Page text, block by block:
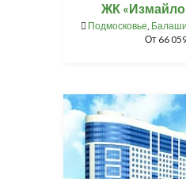
ЖК
Подмосковье,
От 66